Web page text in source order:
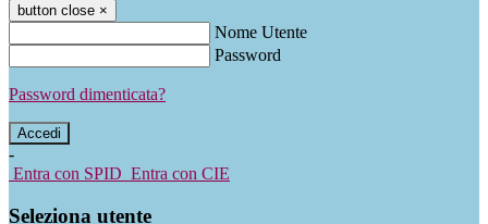
button close ×
Nome Utente
Password
Password dimenticata?
-
Entra con SPID Entra con CIE
Seleziona utente